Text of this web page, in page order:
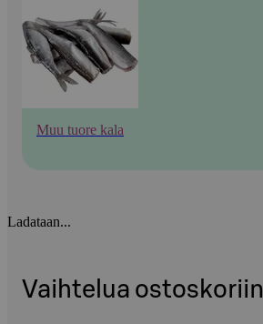
Muu tuore kala
Ladataan...
Vaihtelua ostoskoriin